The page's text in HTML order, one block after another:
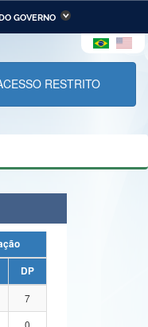
GOVERNO
e
RESTRITO
DP
7
0